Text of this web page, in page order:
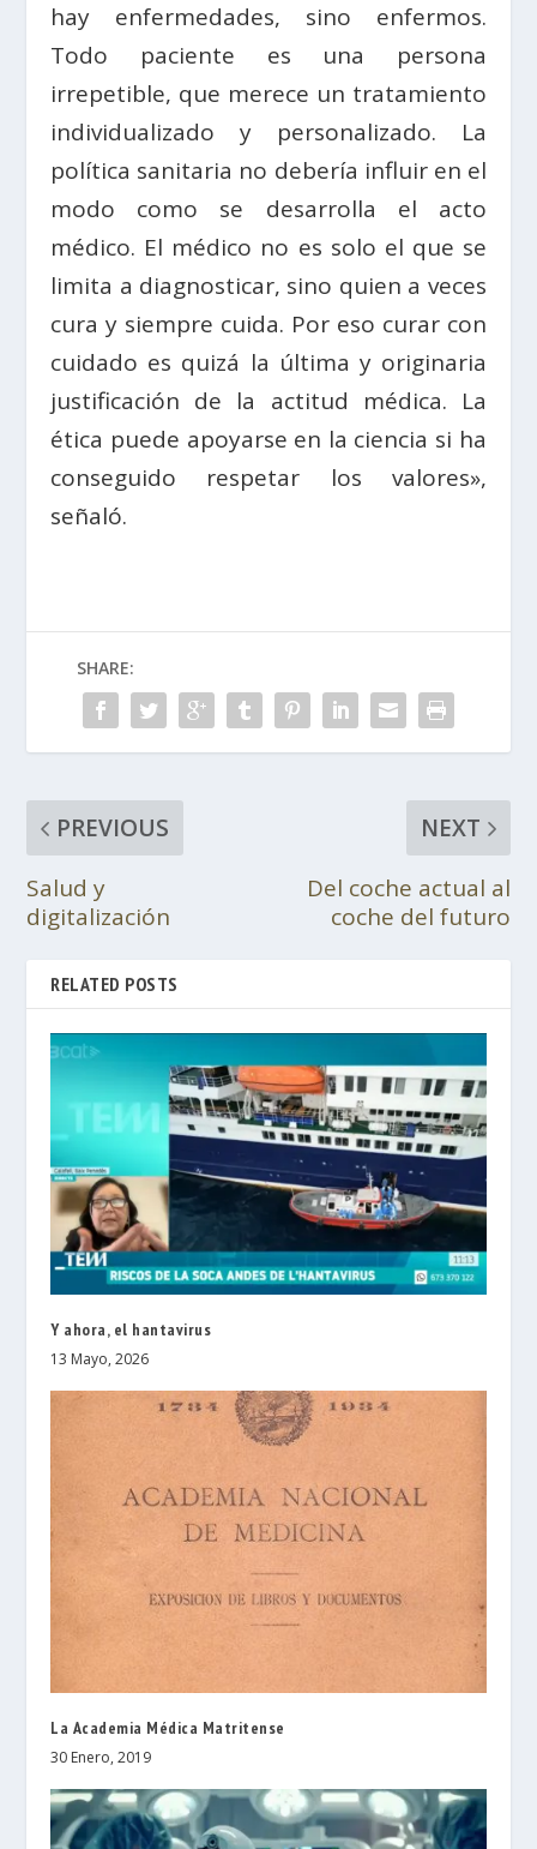
hay enfermedades, sino enfermos.
Todo paciente es una persona
irrepetible, que merece un tratamiento
individualizado y personalizado. La
política sanitaria no debería influir en el
modo como se desarrolla el acto
médico. El médico no es solo el que se
limita a diagnosticar, sino quien a veces
cura y siempre cuida. Por eso curar con
cuidado es quizá la última y originaria
justificación de la actitud médica. La
ética puede apoyarse en la ciencia si ha
conseguido respetar los valores»,
señaló.
SHARE:
PREVIOUS
Salud y
digitalización
NEXT
Del coche actual al
coche del futuro
RELATED POSTS
Y ahora, el hantavirus
13 Mayo, 2026
La Academia Médica Matritense
30 Enero, 2019